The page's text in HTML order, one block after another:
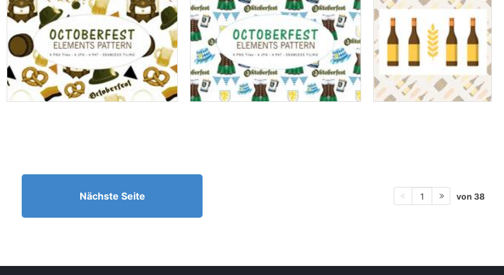
Nächste Seite 1 von 38